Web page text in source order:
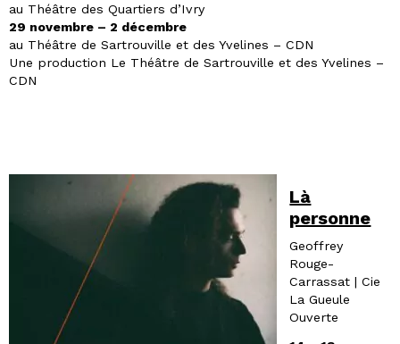
au Théâtre des Quartiers d’Ivry
29 novembre – 2 décembre
au Théâtre de Sartrouville et des Yvelines – CDN
Une production Le Théâtre de Sartrouville et des Yvelines –
CDN
Là
personne
Geoffrey
Rouge-
Carrassat | Cie
La Gueule
Ouverte